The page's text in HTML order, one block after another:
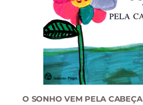
O SONHO VEM PELA CABEÇA